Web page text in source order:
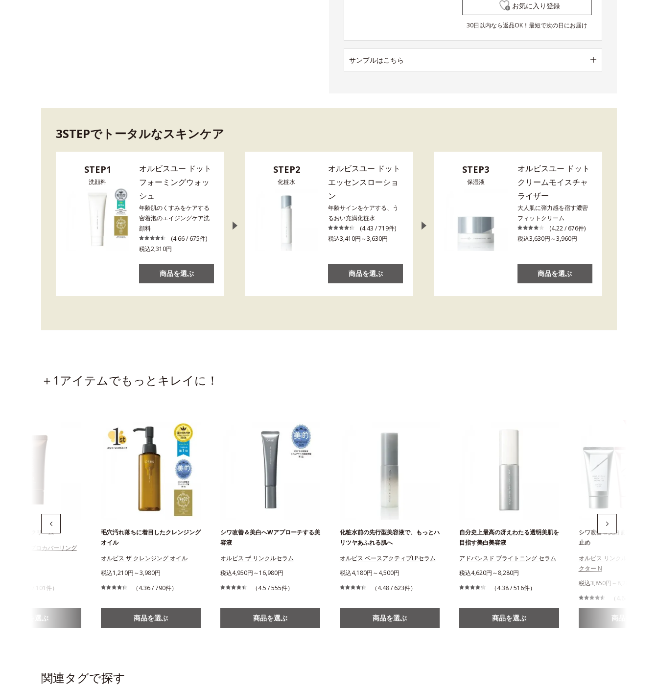
お気に入り登録
30日以内なら返品OK！最短で次の日にお届け
サンプルはこちら
3STEPでトータルなスキンケア
STEP1
洗顔料
オルビスユー ドット
フォーミングウォッ
シュ
年齢肌のくすみをケアする
密着泡のエイジングケア洗
顔料
(4.66 / 675件)
税込2,310円
商品を選ぶ
STEP2
化粧水
オルビスユー ドット
エッセンスローショ
ン
年齢サインをケアする、う
るおい充満化粧水
(4.43 / 719件)
税込3,410円～3,630円
商品を選ぶ
STEP3
保湿液
オルビスユー ドット
クリームモイスチャ
ライザー
大人肌に弾力感を宿す濃密
フィットクリーム
(4.22 / 676件)
税込3,630円～3,960円
商品を選ぶ
＋1アイテムでもっとキレイに！
ためのBBクリーム
アンバー プロカバーリング
（3.95 / 101件）
商品を選ぶ
毛穴汚れ落ちに着目したクレンジング
オイル
オルビス ザ クレンジング オイル
税込1,210円～3,980円
（4.36 / 790件）
商品を選ぶ
シワ改善＆美白へWアプローチする美
容液
オルビス ザ リンクルセラム
税込4,950円～16,980円
（4.5 / 555件）
商品を選ぶ
化粧水前の先行型美容液で、もっとハ
リツヤあふれる肌へ
オルビス ベースアクティブLPセラム
税込4,180円～4,500円
（4.48 / 623件）
商品を選ぶ
自分史上最高の冴えわたる透明美肌を
目指す美白美容液
アドバンスド ブライトニング セラム
税込4,620円～8,280円
（4.38 / 516件）
商品を選ぶ
シワ改善＆美白まで叶える薬
止め
オルビス リンクルブライト
クター N
税込3,850円～8,280円
（4.64 / 864件）
商品を選ぶ
関連タグで探す